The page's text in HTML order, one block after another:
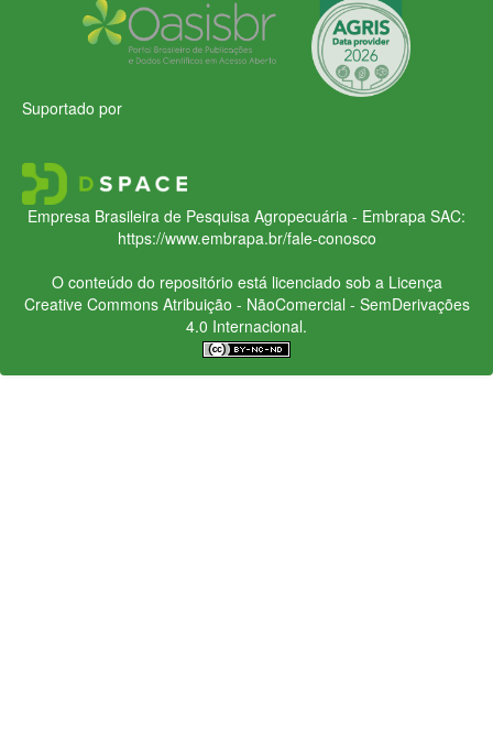
Suportado por
Empresa Brasileira de Pesquisa Agropecuária - Embrapa SAC:
https://www.embrapa.br/fale-conosco
O conteúdo do repositório está licenciado sob a Licença
Creative CommonsAtribuição - NãoComercial - SemDerivações
4.0 Internacional.